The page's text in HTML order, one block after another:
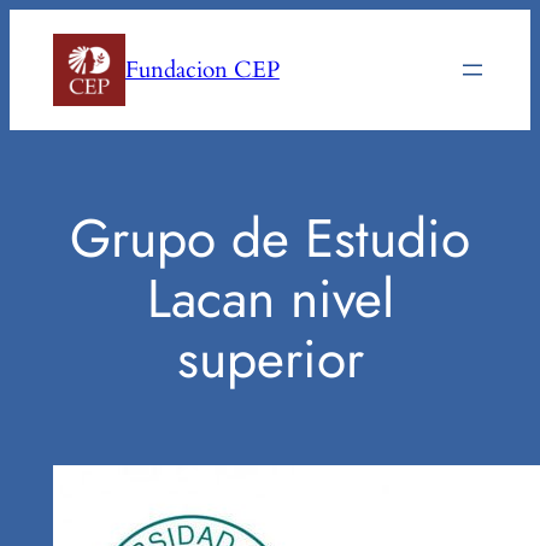
contenido
Fundacion CEP
Grupo de Estudio
Lacan nivel
superior